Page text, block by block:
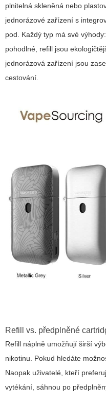
plnitelná skleněná nebo
jednorázové zařízení s
pod. Každý typ má své
pohodlné, refill jsou
jednorázová zařízení jsou
cestování.
Refill vs. předplněné
Refill náplně umožňují širší
nikotinu. Pokud hledáte
Naopak uživatelé, kteří
vytékání, sáhnou po